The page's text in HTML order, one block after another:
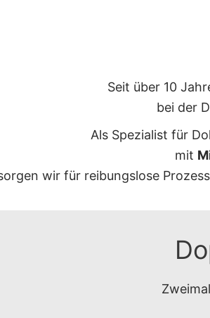
Seit über 10
bei der
Als Spezialist für
mit
wir für reibungslose